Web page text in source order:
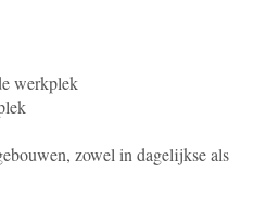
werkplek
zowel in dagelijkse als